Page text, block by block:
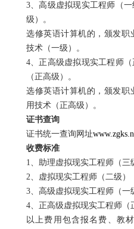
3、高级虚拟现实工程师（
级）。
选修英语计算机的，颁发职
技术（一级）。
4、正高级虚拟现实工程师
（正高级）。
选修英语计算机的，颁发职
用技术（正高级）。
证书查询
证书统一查询网址
收费标准
1、助理虚拟现实工程师（三
2、虚拟现实工程师（二级）
3、高级虚拟现实工程师（一
4、正高级虚拟现实工程师（
以上费用包含报名费、教